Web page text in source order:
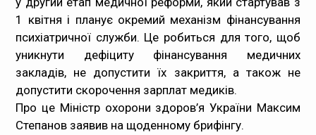
Медпрацівникам
Статистика
Документи
1 квітня і планує окремий механізм фінансування
психіатричної служби. Це робиться для того, щоб
уникнути дефіциту фінансування медичних
закладів, не допустити їх закриття, а також не
допустити скорочення зарплат медиків.
Про це Міністр охорони здоров’я України Максим
Степанов заявив на щоденному брифінгу.